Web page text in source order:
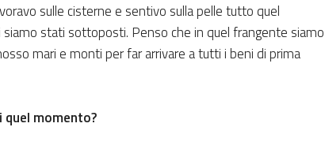
sulle cisterne e sentivo sulla pelle tutto quel
siamo stati sottoposti. Penso che in quel frangente siamo
mari e monti per far arrivare a tutti i beni di prima
momento?